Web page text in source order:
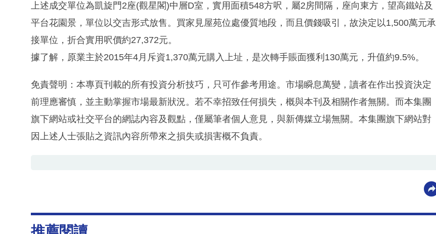
上述成交單位為凱旋門2座(觀星閣)中層D室，實用面積548方呎，屬2房間隔，座向東方，望高鐵站及
平台花園景，單位以交吉形式放售。買家見屋苑位處優質地段，而且價錢吸引，故決定以1,500萬元承
接單位，折合實用呎價約27,372元。
據了解，原業主於2015年4月斥資1,370萬元購入上址，是次轉手賬面獲利130萬元，升值約9.5%。
免責聲明：本專頁刊載的所有投資分析技巧，只可作參考用途。市場瞬息萬變，讀者在作出投資決定
前理應審慎，並主動掌握市場最新狀況。若不幸招致任何損失，概與本刊及相關作者無關。而本集團
旗下網站或社交平台的網誌內容及觀點，僅屬筆者個人意見，與新傳媒立場無關。本集團旗下網站對
因上述人士張貼之資訊內容所帶來之損失或損害概不負責。